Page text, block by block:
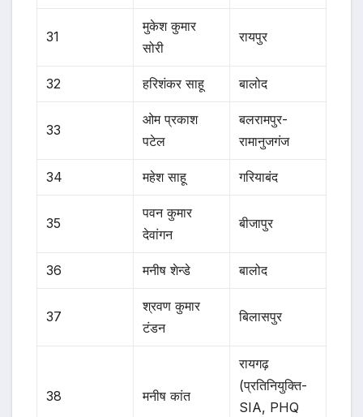
31
मुकेश कुमार
सोरी
रायपुर
32 हरिशंकर साहू बालोद
33
ओम प्रकाश
पटेल
बलरामपुर-
रामानुजगंज
34 महेश साहू गरियाबंद
35
पवन कुमार
देवांगन
बीजापुर
36 मनीष शेन्डे बालोद
37
श्रवण कुमार
टंडन
बिलासपुर
38 मनीष कांत
रायगढ़
(प्रतिनियुक्ति-
SIA, PHQ